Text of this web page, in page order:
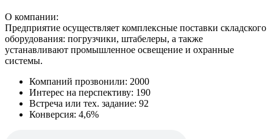
О компании:
Предприятие осуществляет комплексные поставки складского
оборудования: погрузчики, штабелеры, а также
устанавливают промышленное освещение и охранные
системы.
Компаний прозвонили: 2000
Интерес на перспективу: 190
Встреча или тех. задание: 92
Конверсия: 4,6%